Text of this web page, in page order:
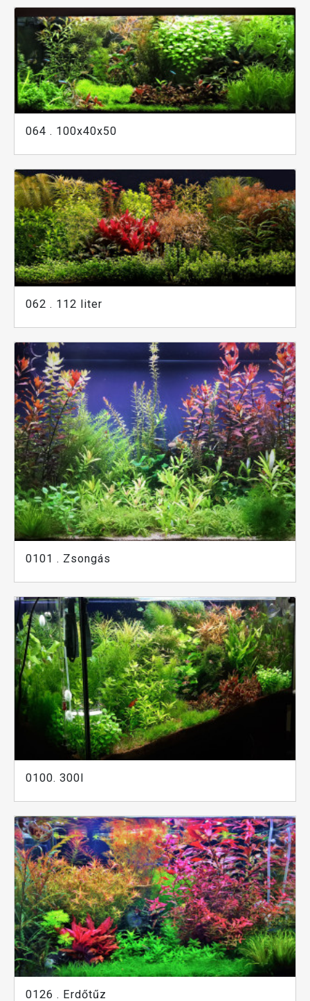
064 . 100x40x50
062 . 112 liter
0101 . Zsongás
0100. 300l
0126 . Erdőtűz